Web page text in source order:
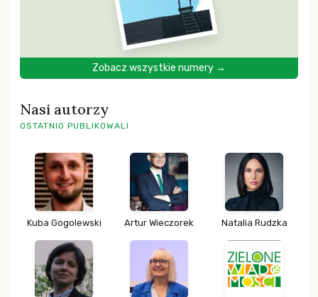
Zobacz wszystkie numery →
Nasi autorzy
OSTATNIO PUBLIKOWALI
Kuba Gogolewski Artur Wieczorek Natalia Rudzka